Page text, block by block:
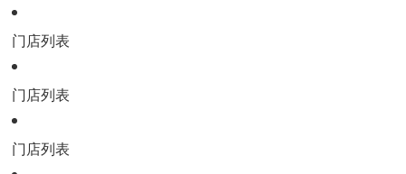
门店列表
门店列表
门店列表